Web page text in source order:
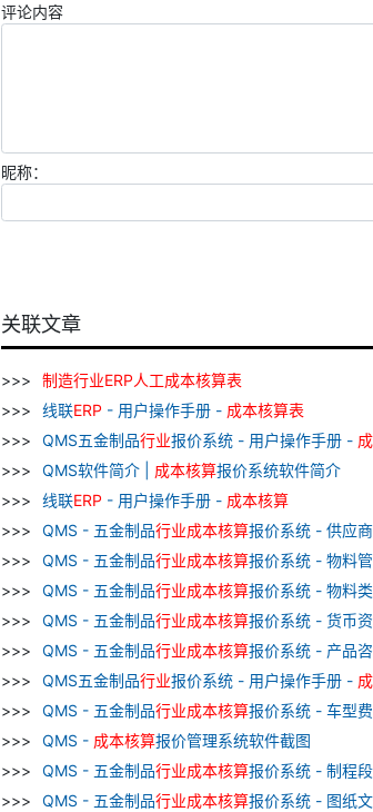
评论内容
昵称：
关联文章
制造行业ERP人工成本核算表
线联ERP - 用户操作手册 - 成本核算表
QMS五金制品行业报价系统 - 用户操作手册 -
QMS软件简介 | 成本核算报价系统软件简介
线联ERP - 用户操作手册 - 成本核算
QMS - 五金制品行业成本核算报价系统 - 供应
QMS - 五金制品行业成本核算报价系统 - 物料
QMS - 五金制品行业成本核算报价系统 - 物料
QMS - 五金制品行业成本核算报价系统 - 货币
QMS - 五金制品行业成本核算报价系统 - 产品
QMS五金制品行业报价系统 - 用户操作手册 -
QMS - 五金制品行业成本核算报价系统 - 车型
QMS - 成本核算报价管理系统软件截图
QMS - 五金制品行业成本核算报价系统 - 制程
QMS - 五金制品行业成本核算报价系统 - 图纸